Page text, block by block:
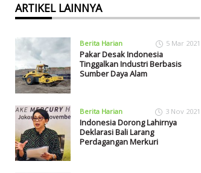
ARTIKEL LAINNYA
Berita Harian 5 Mar 2021
Pakar Desak Indonesia
Tinggalkan Industri Berbasis
Sumber Daya Alam
Berita Harian 3 Nov 2021
Indonesia Dorong Lahirnya
Deklarasi Bali Larang
Perdagangan Merkuri